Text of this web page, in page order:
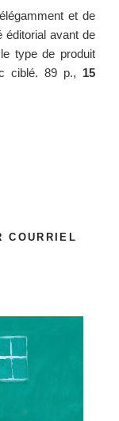
et de
édi­to­r­i­al avant de
type de pro­duit
ciblé. 89 p., 15
COURRIEL